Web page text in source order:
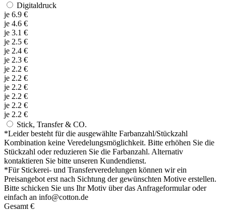
Digitaldruck
je 6.9 €
je 4.6 €
je 3.1 €
je 2.5 €
je 2.4 €
je 2.3 €
je 2.2 €
je 2.2 €
je 2.2 €
je 2.2 €
je 2.2 €
je 2.2 €
Stick, Transfer & CO.
*Leider besteht für die ausgewählte Farbanzahl/Stückzahl
Kombination keine Veredelungsmöglichkeit. Bitte erhöhen Sie die
Stückzahl oder reduzieren Sie die Farbanzahl. Alternativ
kontaktieren Sie bitte unseren Kundendienst.
*Für Stickerei- und Transferveredelungen können wir ein
Preisangebot erst nach Sichtung der gewünschten Motive erstellen.
Bitte schicken Sie uns Ihr Motiv über das Anfrageformular oder
einfach an info@cotton.de
Gesamt €